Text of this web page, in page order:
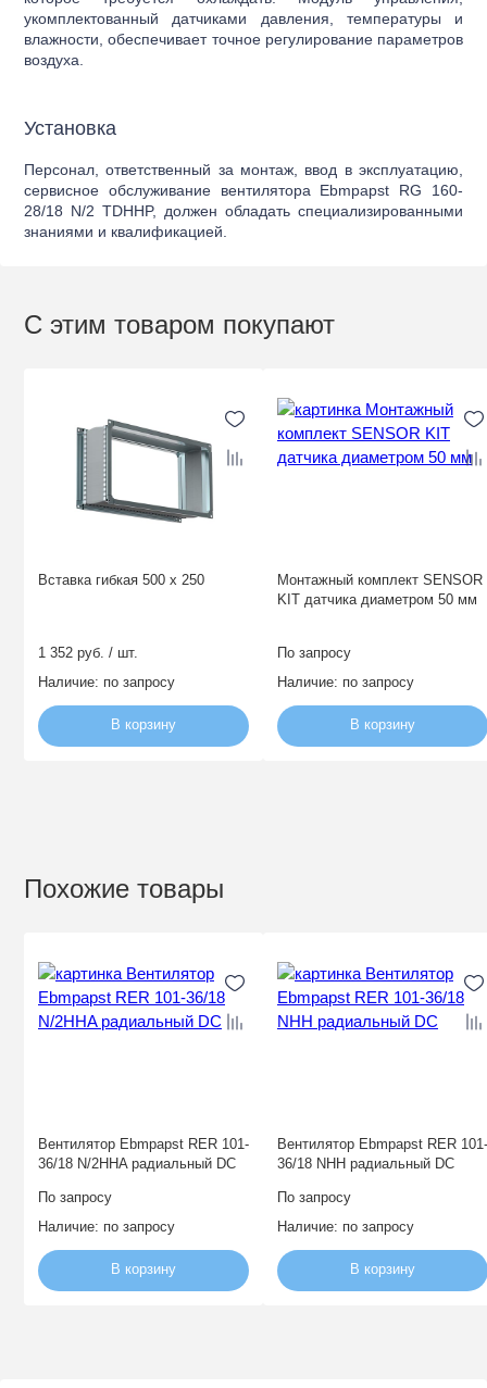
укомплектованный датчиками давления, температуры и
влажности, обеспечивает точное регулирование параметров
воздуха.
Установка
Персонал, ответственный за монтаж, ввод в эксплуатацию,
сервисное обслуживание вентилятора Ebmpapst RG 160-
28/18 N/2 TDHHP, должен обладать специализированными
знаниями и квалификацией.
С этим товаром покупают
Вставка гибкая 500 x 250
1 352 руб. / шт.
Наличие: по запросу
В корзину
Монтажный комплект SENSOR
KIT датчика диаметром 50 мм
По запросу
Наличие: по запросу
В корзину
Похожие товары
Вентилятор Ebmpapst RER 101-
36/18 N/2HHA радиальный DC
По запросу
Наличие: по запросу
В корзину
Вентилятор Ebmpapst RER 101-
36/18 NHH радиальный DC
По запросу
Наличие: по запросу
В корзину